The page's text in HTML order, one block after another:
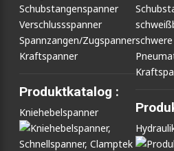
Schubstangenspanner
Verschlussspanner
Spannzangen/Zugspanner
Kraftspanner
Produktkatalog :
Kniehebelspanner
schwere